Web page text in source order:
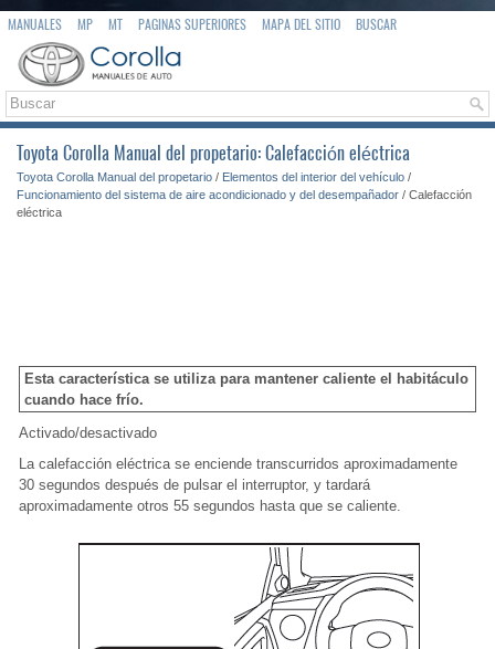
MANUALES MP MT PAGINAS SUPERIORES MAPA DEL SITIO BUSCAR
Toyota Corolla Manual del propetario: Calefacción eléctrica
Toyota Corolla Manual del propetario / Elementos del interior del vehículo /
Funcionamiento del sistema de aire acondicionado y del desempañador / Calefacción
eléctrica
Esta característica se utiliza para mantener caliente el habitáculo
cuando hace frío.
Activado/desactivado
La calefacción eléctrica se enciende transcurridos aproximadamente
30 segundos después de pulsar el interruptor, y tardará
aproximadamente otros 55 segundos hasta que se caliente.